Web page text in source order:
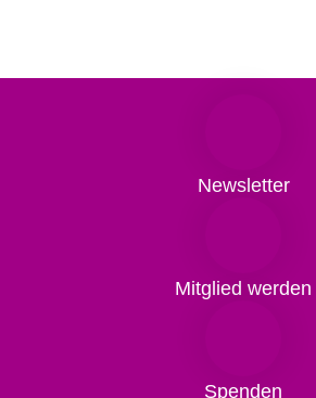
Newsletter
Mitglied werden
Spenden